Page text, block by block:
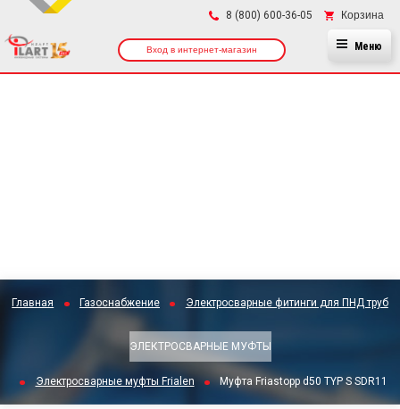
8 (800) 600-36-05 Корзина
Вход в интернет-магазин Меню
Главная Газоснабжение Электросварные фитинги для ПНД труб
ЭЛЕКТРОСВАРНЫЕ МУФТЫ
Электросварные муфты Frialen Муфта Friastopp d50 TYP S SDR11
×